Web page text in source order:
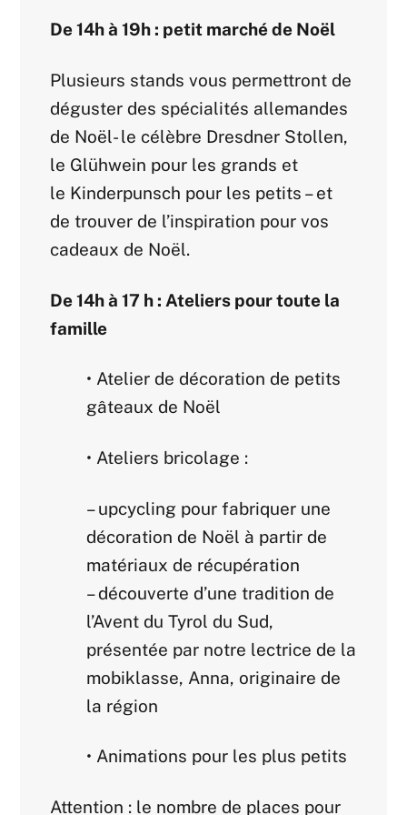
De 14h à 19h : petit marché de Noël
Plusieurs stands vous permettront de
déguster des spécialités allemandes
de Noël- le célèbre Dresdner Stollen,
le Glühwein pour les grands et
le Kinderpunsch pour les petits – et
de trouver de l’inspiration pour vos
cadeaux de Noël.
De 14h à 17 h : Ateliers pour toute la
famille
• Atelier de décoration de petits
gâteaux de Noël
• Ateliers bricolage :
– upcycling pour fabriquer une
décoration de Noël à partir de
matériaux de récupération
– découverte d’une tradition de
l’Avent du Tyrol du Sud,
présentée par notre lectrice de la
mobiklasse, Anna, originaire de
la région
• Animations pour les plus petits
Attention : le nombre de places pour